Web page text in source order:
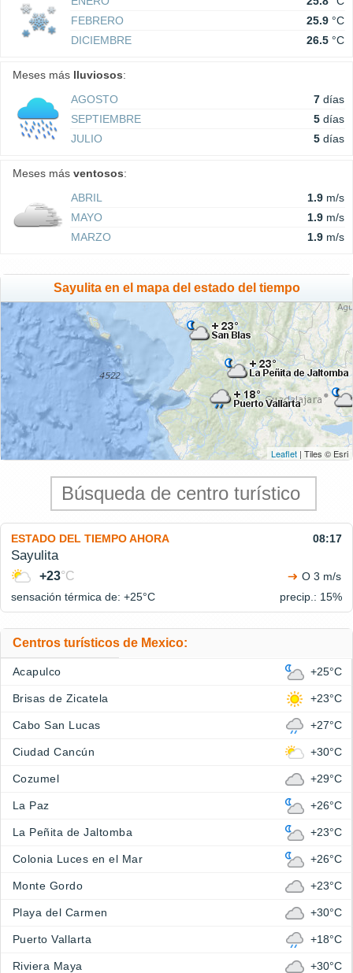
FEBRERO
25.9 °C
DICIEMBRE
26.5 °C
Meses más lluviosos:
AGOSTO
7 días
SEPTIEMBRE
5 días
JULIO
5 días
Meses más ventosos:
ABRIL
1.9 m/s
MAYO
1.9 m/s
MARZO
1.9 m/s
Sayulita en el mapa del estado del tiempo
Leaflet | Tiles © Esri
ESTADO DEL TIEMPO AHORA 08:17
Sayulita
+23°C
O 3 m/s
sensación térmica de: +25°C precip.: 15%
Centros turísticos de Mexico:
Acapulco +25°C
Brisas de Zicatela +23°C
Cabo San Lucas +27°C
Ciudad Cancún +30°C
Cozumel +29°C
La Paz +26°C
La Peñita de Jaltomba +23°C
Colonia Luces en el Mar +26°C
Monte Gordo +23°C
Playa del Carmen +30°C
Puerto Vallarta +18°C
Riviera Maya +30°C